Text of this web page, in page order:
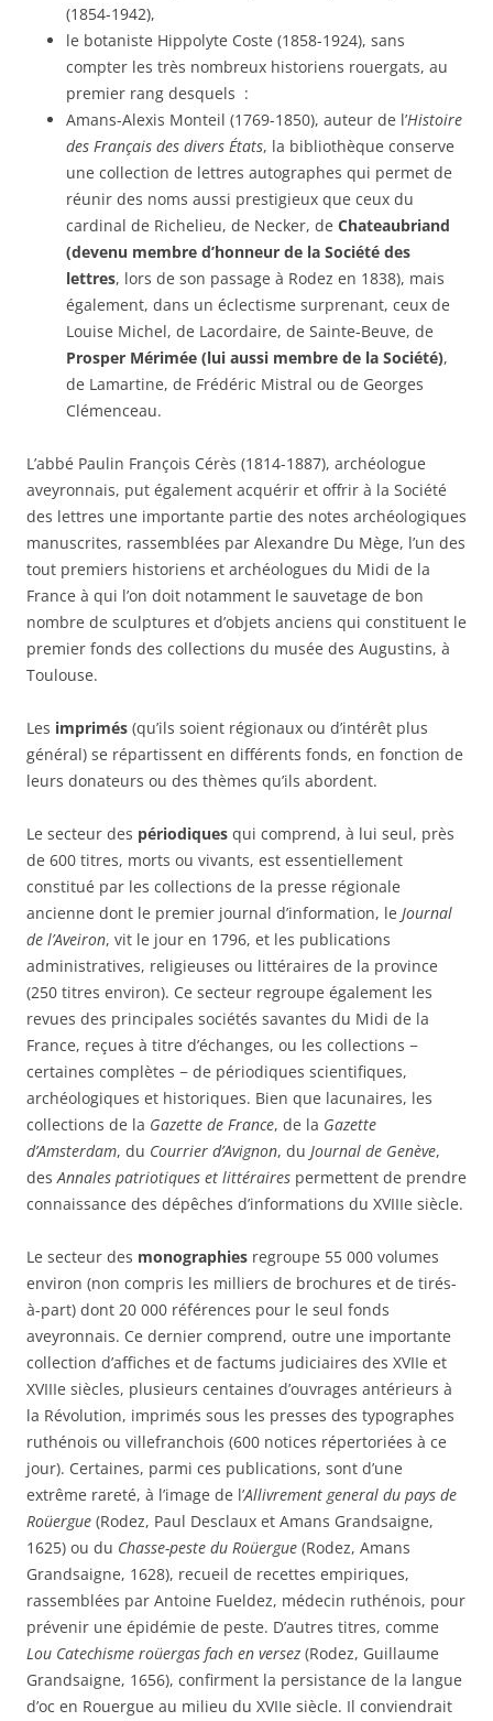
(1854-1942),
le botaniste Hippolyte Coste (1858-1924), sans
compter les très nombreux historiens rouergats, au
premier rang desquels :
Amans-Alexis Monteil (1769-1850), auteur de l’Histoire
des Français des divers États, la bibliothèque conserve
une collection de lettres autographes qui permet de
réunir des noms aussi prestigieux que ceux du
cardinal de Richelieu, de Necker, de Chateaubriand
(devenu membre d’honneur de la Société des
lettres, lors de son passage à Rodez en 1838), mais
également, dans un éclectisme surprenant, ceux de
Louise Michel, de Lacordaire, de Sainte-Beuve, de
Prosper Mérimée (lui aussi membre de la Société),
de Lamartine, de Frédéric Mistral ou de Georges
Clémenceau.
L’abbé Paulin François Cérès (1814-1887), archéologue
aveyronnais, put également acquérir et offrir à la Société
des lettres une importante partie des notes archéologiques
manuscrites, rassemblées par Alexandre Du Mège, l’un des
tout premiers historiens et archéologues du Midi de la
France à qui l’on doit notamment le sauvetage de bon
nombre de sculptures et d’objets anciens qui constituent le
premier fonds des collections du musée des Augustins, à
Toulouse.
Les imprimés (qu’ils soient régionaux ou d’intérêt plus
général) se répartissent en différents fonds, en fonction de
leurs donateurs ou des thèmes qu’ils abordent.
Le secteur des périodiques qui comprend, à lui seul, près
de 600 titres, morts ou vivants, est essentiellement
constitué par les collections de la presse régionale
ancienne dont le premier journal d’information, le Journal
de l’Aveiron, vit le jour en 1796, et les publications
administratives, religieuses ou littéraires de la province
(250 titres environ). Ce secteur regroupe également les
revues des principales sociétés savantes du Midi de la
France, reçues à titre d’échanges, ou les collections −
certaines complètes − de périodiques scientifiques,
archéologiques et historiques. Bien que lacunaires, les
collections de la Gazette de France, de la Gazette
d’Amsterdam, du Courrier d’Avignon, du Journal de Genève,
desAnnales patriotiques et littéraires permettent de prendre
connaissance des dépêches d’informations du XVIIIe siècle.
Le secteur des monographies regroupe 55 000 volumes
environ (non compris les milliers de brochures et de tirés-
à-part) dont 20 000 références pour le seul fonds
aveyronnais. Ce dernier comprend, outre une importante
collection d’affiches et de factums judiciaires des XVIIe et
XVIIIe siècles, plusieurs centaines d’ouvrages antérieurs à
la Révolution, imprimés sous les presses des typographes
ruthénois ou villefranchois (600 notices répertoriées à ce
jour). Certaines, parmi ces publications, sont d’une
extrême rareté, à l’image de l’Allivrement general du pays de
Roüergue (Rodez, Paul Desclaux et Amans Grandsaigne,
1625) ou du Chasse-peste du Roüergue (Rodez, Amans
Grandsaigne, 1628), recueil de recettes empiriques,
rassemblées par Antoine Fueldez, médecin ruthénois, pour
prévenir une épidémie de peste. D’autres titres, comme
Lou Catechisme roüergas fach en versez (Rodez, Guillaume
Grandsaigne, 1656), confirment la persistance de la langue
d’oc en Rouergue au milieu du XVIIe siècle. Il conviendrait